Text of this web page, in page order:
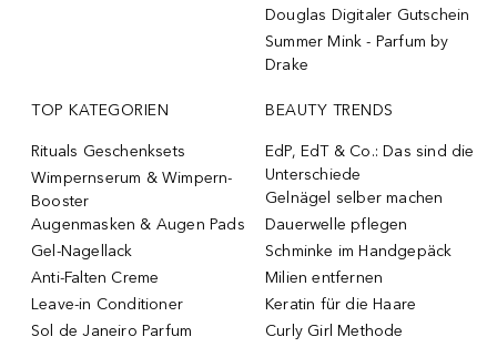
Douglas Digitaler Gutschein
Summer Mink - Parfum by
Drake
TOP KATEGORIEN
Rituals Geschenksets
Wimpernserum & Wimpern-
Booster
Augenmasken & Augen Pads
Gel-Nagellack
Anti-Falten Creme
Leave-in Conditioner
Sol de Janeiro Parfum
BEAUTY TRENDS
EdP, EdT & Co.: Das sind die
Unterschiede
Gelnägel selber machen
Dauerwelle pflegen
Schminke im Handgepäck
Milien entfernen
Keratin für die Haare
Curly Girl Methode